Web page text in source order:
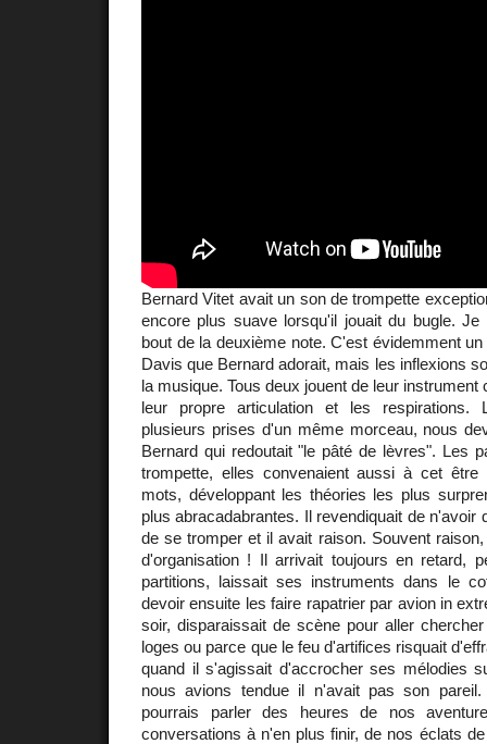
Bernard Vitet avait un son de trompette
encore plus suave lorsqu'il jouait du bugle.
bout de la deuxième note. C'est évidemment
Davis que Bernard adorait, mais les inflexions
la musique. Tous deux jouent de leur
leur propre articulation et les respirations.
plusieurs prises d'un même morceau, nous
Bernard qui redoutait "le pâté de lèvres". Les
trompette, elles convenaient aussi à cet
mots, développant les théories les plus
plus abracadabrantes. Il revendiquait de n'avoir
de se tromper et il avait raison. Souvent
d'organisation ! Il arrivait toujours en retard,
partitions, laissait ses instruments dans le
devoir ensuite les faire rapatrier par avion in
soir, disparaissait de scène pour aller
loges ou parce que le feu d'artifices risquait
quand il s'agissait d'accrocher ses mélodies
nous avions tendue il n'avait pas son
pourrais parler des heures de nos
conversations à n'en plus finir, de nos éclats